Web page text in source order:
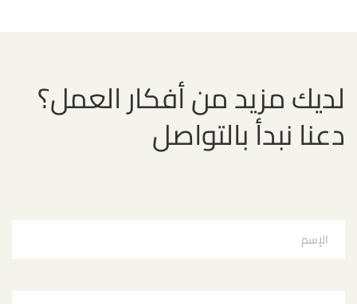
لديك مزيد من أفكار العمل؟
دعنا نبدأ بالتواصل